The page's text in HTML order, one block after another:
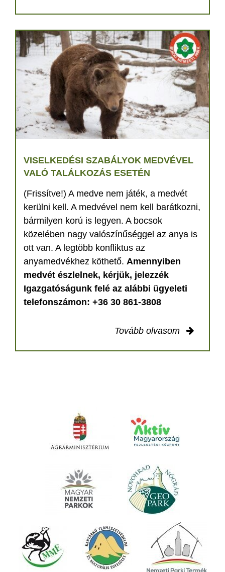
VISELKEDÉSI SZABÁLYOK MEDVÉVEL
VALÓ TALÁLKOZÁS ESETÉN
(Frissítve!) A medve nem játék, a medvét
kerülni kell. A medvével nem kell barátkozni,
bármilyen korú is legyen. A bocsok
közelében nagy valószínűséggel az anya is
ott van. A legtöbb konfliktus az
anyamedvékhez köthető. Amennyiben
medvét észlelnek, kérjük, jelezzék
Igazgatóságunk felé az alábbi ügyeleti
telefonszámon: +36 30 861-3808
Tovább olvasom